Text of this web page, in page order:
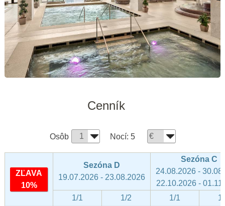
Cenník
Osôb Nocí: 5
ZĽAVA
10%
Sezóna D
19.07.2026 - 23.08.2026
Sezóna C
24.08.2026 -
22.10.2026 -
1/1
1/2 1/1